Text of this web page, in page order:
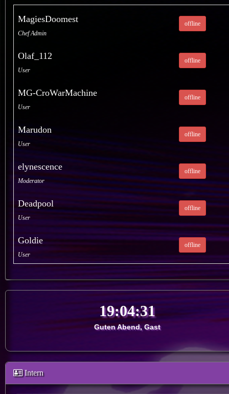
MagiesDoomest
Chef Admin
offline
Olaf_112
User
offline
MG-CroWarMachine
User
offline
Marudon
User
offline
elynescence
Moderator
offline
Deadpool
User
offline
Goldie
User
offline
Guten Abend, Gast
Intern